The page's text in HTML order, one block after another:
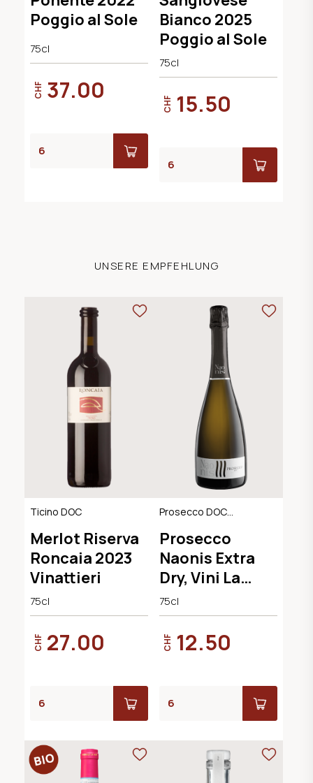
Poggio al Sole
75cl
CHF 37.00
Bianco 2025
Poggio al Sole
75cl
CHF 15.50
UNSERE EMPFEHLUNG
Ticino DOC
Merlot Riserva
Roncaia 2023
Vinattieri
75cl
CHF 27.00
Prosecco DOC
Prosecco
Naonis Extra
Dry, Vini La
Delizia
75cl
CHF 12.50